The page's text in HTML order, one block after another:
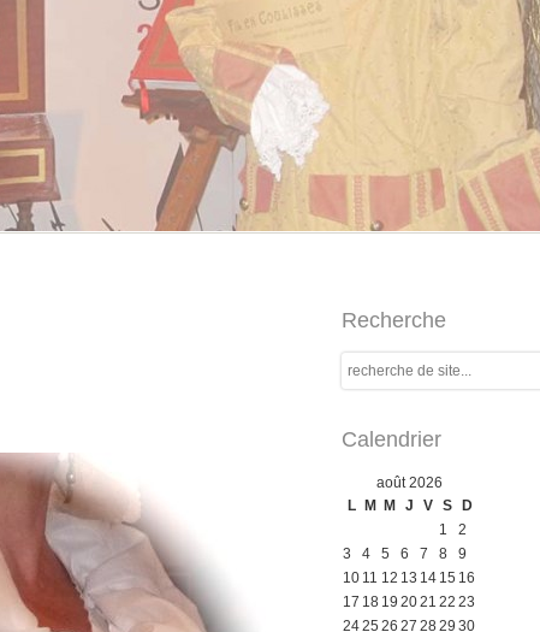
Recherche
Calendrier
août 2026
L M M J V S D
1
2
3
4 5 6 7 8
9
10 11 12 13 14 15 16
17 18 19 2021 22 23
2425 26 27 2829 30